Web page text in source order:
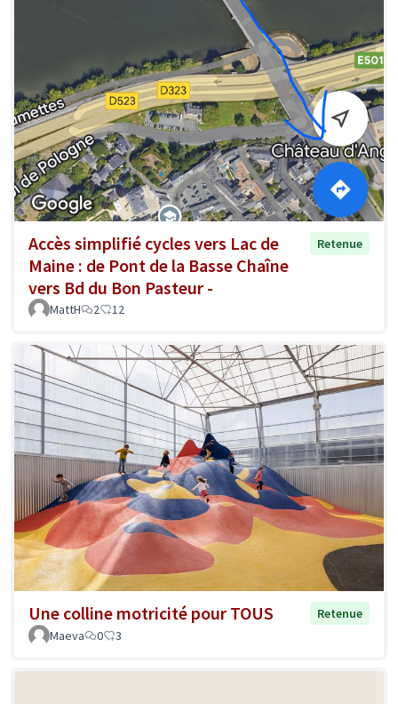
Accès simplifié cycles vers Lac de
Maine : de Pont de la Basse Chaîne
vers Bd du Bon Pasteur -
Retenue
MattH 2 12
Une colline motricité pour TOUS
Retenue
Maeva
0 3